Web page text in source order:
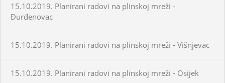
15.10.2019. Planirani radovi na plinskoj mreži -
Đurđenovac
15.10.2019. Planirani radovi na plinskoj mreži - Višnjevac
15.10.2019. Planirani radovi na plinskoj mreži - Osijek